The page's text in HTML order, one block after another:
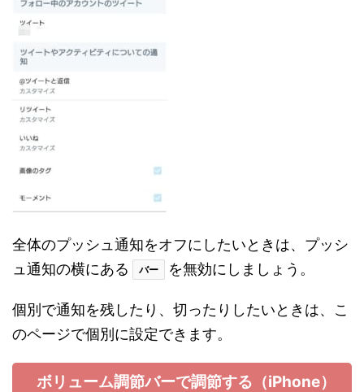
全体のプッシュ通知をオフにしたいときは、プッシ
ュ通知の横にある
バー を無効にしましょう。
個別で通知を残したり、切ったりしたいときは、こ
のページで個別に設定できます。
ボリューム調節バーで調節する（iPhone）